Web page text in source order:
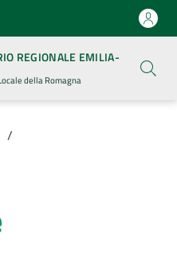
REGIONALE EMILIA-
della Romagna
/